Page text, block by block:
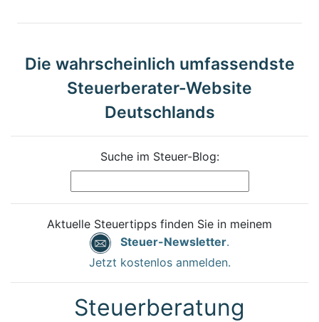
Die wahrscheinlich umfassendste
Steuerberater-Website
Deutschlands
Suche im Steuer-Blog:
Aktuelle Steuertipps finden Sie in meinem
Steuer-Newsletter.
Jetzt kostenlos anmelden.
Steuerberatung